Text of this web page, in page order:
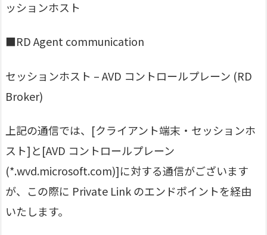
ッションホスト
■RD Agent communication
セッションホスト – AVD コントロールプレーン (RD
Broker)
上記の通信では、[クライアント端末・セッションホ
スト]と[AVD コントロールプレーン
(*.wvd.microsoft.com)]に対する通信がございます
が、この際に Private Link のエンドポイントを経由
いたします。